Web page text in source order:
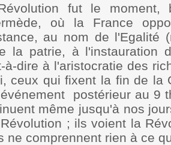
fut le moment,
où la France
au nom de l'Egalité
la patrie, à l'instauration
à-dire à l'aristocratie des
ceux qui fixent la fin de la
postérieur au 9
même jusqu'à nos
; ils voient la
ne comprennent rien à ce